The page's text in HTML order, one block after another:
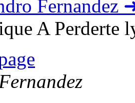
Fernandez
A Perderte